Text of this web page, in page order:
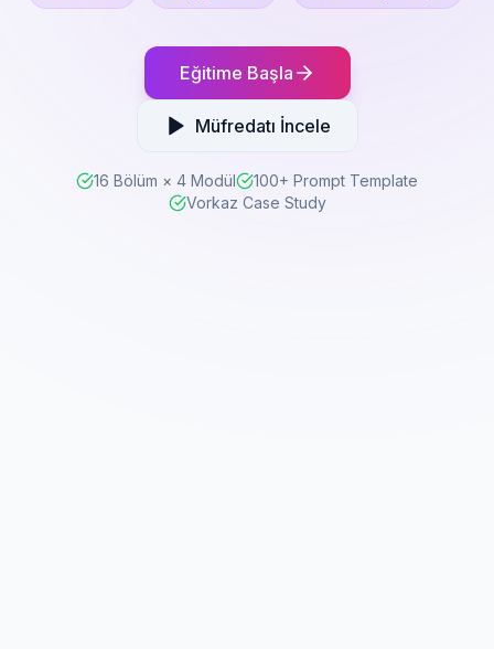
Eğitime Başla
Müfredatı İncele
16 Bölüm × 4 Modül
100+ Prompt Template
Vorkaz Case Study